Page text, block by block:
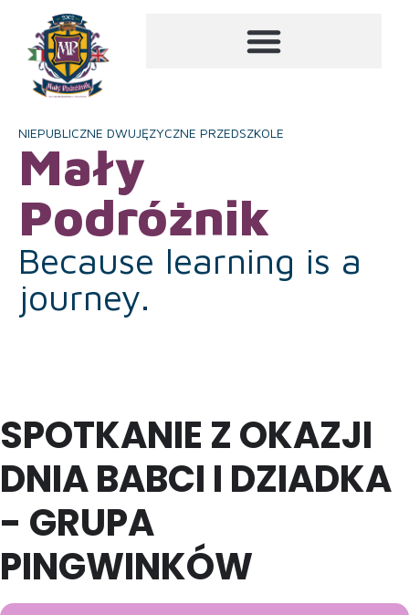
NIEPUBLICZNE DWUJĘZYCZNE PRZEDSZKOLE
Mały
Podróżnik
Because learning is a
journey.
SPOTKANIE Z OKAZJI
DNIA BABCI I DZIADKA
- GRUPA
PINGWINKÓW